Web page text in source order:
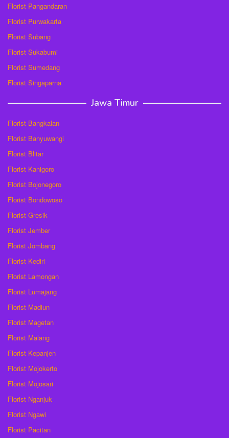
Florist Pangandaran
Florist Purwakarta
Florist Subang
Florist Sukabumi
Florist Sumedang
Florist Singaparna
Jawa Timur
Florist Bangkalan
Florist Banyuwangi
Florist Blitar
Florist Kanigoro
Florist Bojonegoro
Florist Bondowoso
Florist Gresik
Florist Jember
Florist Jombang
Florist Kediri
Florist Lamongan
Florist Lumajang
Florist Madiun
Florist Magetan
Florist Malang
Florist Kepanjen
Florist Mojokerto
Florist Mojosari
Florist Nganjuk
Florist Ngawi
Florist Pacitan